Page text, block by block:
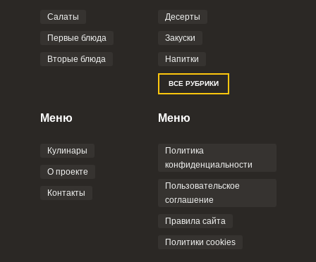
Фото до 4 шт, до 5 mb
Отправляя эту форму, вы соглашаетесь с
Политикой
Пользовательским
соглашением
Салаты
Первые блюда
Вторые блюда
Десерты
Закуски
Напитки
ВСЕ РУБРИКИ
Меню
Кулинары
О проекте
Контакты
Меню
Политика
конфиденциальности
Пользовательское
соглашение
Правила сайта
Политики cookies